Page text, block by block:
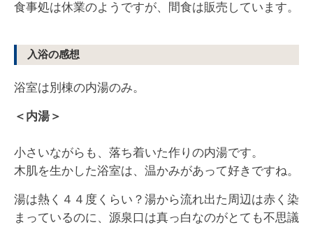
食事処は休業のようですが、間食は販売しています。
入浴の感想
浴室は別棟の内湯のみ。
＜内湯＞
小さいながらも、落ち着いた作りの内湯です。
木肌を生かした浴室は、温かみがあって好きですね。
湯は熱く４４度くらい？湯から流れ出た周辺は赤く染
まっているのに、源泉口は真っ白なのがとても不思議